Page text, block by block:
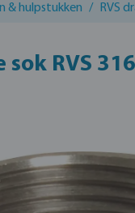
& hulpstukken / RVS
sok RVS